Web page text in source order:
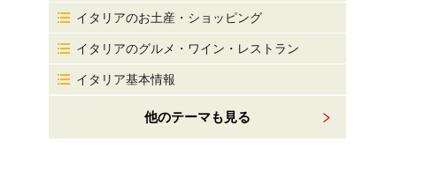
イタリアのお土産・ショッピング
イタリアのグルメ・ワイン・レストラン
イタリア基本情報
他のテーマも見る